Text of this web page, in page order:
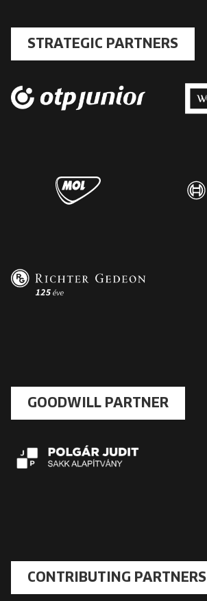
STRATEGIC PARTNERS
GOODWILL PARTNER
CONTRIBUTING PARTNERS